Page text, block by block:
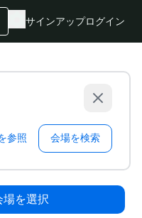
サインアップログイン
参照 会場を検索
場を選択